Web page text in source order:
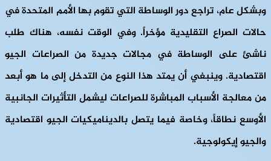
وبشكل عام، تراجع دور الوساطة التي تقوم بها الأمم المتحدة في
حالات الصراع التقليدية مؤخراً. وفي الوقت نفسه، هناك طلب
ناشئ على الوساطة في مجالات جديدة من الصراعات الجيو
اقتصادية. وينبغي أن يمتد هذا النوع من التدخل إلى ما هو أبعد
من معالجة الأسباب المباشرة للصراعات ليشمل التأثيرات الجانبية
الأوسع نطاقاً، وخاصة فيما يتصل بالديناميكيات الجيو اقتصادية
والجيو إيكولوجية.